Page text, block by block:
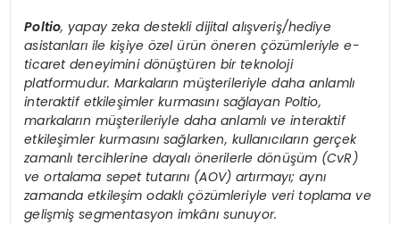
Poltio, yapay zeka destekli dijital alışveriş/hediye
asistanları ile kişiye özel ürün öneren çözümleriyle e-
ticaret deneyimini dönüştüren bir teknoloji
platformudur. Markaların müşterileriyle daha anlamlı
interaktif etkileşimler kurmasını sağlayan Poltio,
markaların müşterileriyle daha anlamlı ve interaktif
etkileşimler kurmasını sağlarken, kullanıcıların gerçek
zamanlı tercihlerine dayalı önerilerle dönüşüm (CvR)
ve ortalama sepet tutarını (AOV) artırmayı; aynı
zamanda etkileşim odaklı çözümleriyle veri toplama ve
gelişmiş segmentasyon imkânı sunuyor.